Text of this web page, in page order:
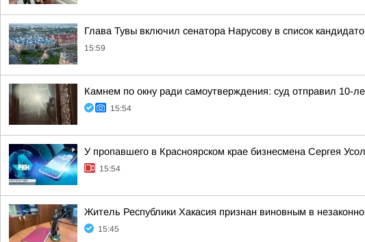
Глава Тувы включил сенатора Нарусову в список
15:59
Камнем по окну ради самоутверждения: суд отправил 10-
15:54
У пропавшего в Красноярском крае бизнесмена Сергея
15:54
Житель Республики Хакасия признан виновным в
15:45